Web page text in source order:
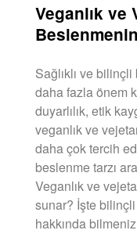
Veganlık
Sağlıklı ve
daha fazla önem
duyarlılık, etik
veganlık ve
daha çok tercih
beslenme tarzı
Veganlık ve
sunar? İşte
hakkında bilmeniz